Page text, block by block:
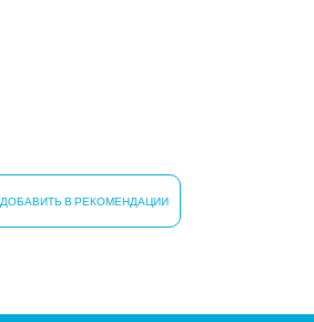
ДОБАВИТЬ В РЕКОМЕНДАЦИИ